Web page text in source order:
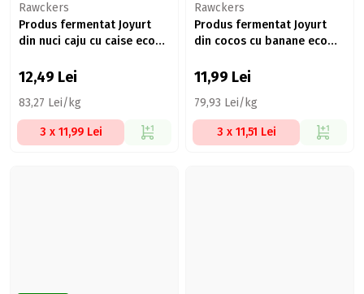
Rawckers
Produs fermentat Joyurt
din nuci caju cu caise eco
12,49 Lei
83,27 Lei/kg
3 x 11,99 Lei
Rawckers
Produs fermentat Joyurt
din cocos cu banane eco
11,99 Lei
79,93 Lei/kg
3 x 11,51 Lei